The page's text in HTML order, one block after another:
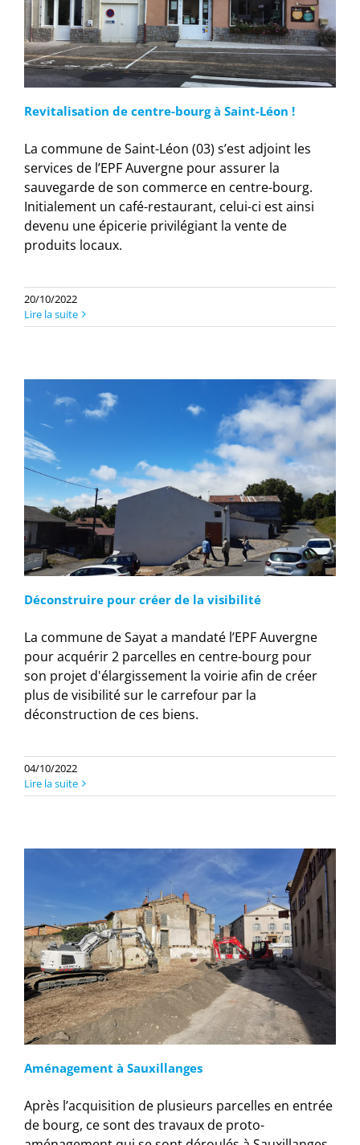
Revitalisation de centre-bourg à Saint-Léon !
La commune de Saint-Léon (03) s’est adjoint les
services de l’EPF Auvergne pour assurer la
sauvegarde de son commerce en centre-bourg.
Initialement un café-restaurant, celui-ci est ainsi
devenu une épicerie privilégiant la vente de
produits locaux.
20/10/2022
Lire la suite
Déconstruire pour créer de la visibilité
La commune de Sayat a mandaté l’EPF Auvergne
pour acquérir 2 parcelles en centre-bourg pour
son projet d'élargissement la voirie afin de créer
plus de visibilité sur le carrefour par la
déconstruction de ces biens.
04/10/2022
Lire la suite
Aménagement à Sauxillanges
Après l’acquisition de plusieurs parcelles en entrée
de bourg, ce sont des travaux de proto-